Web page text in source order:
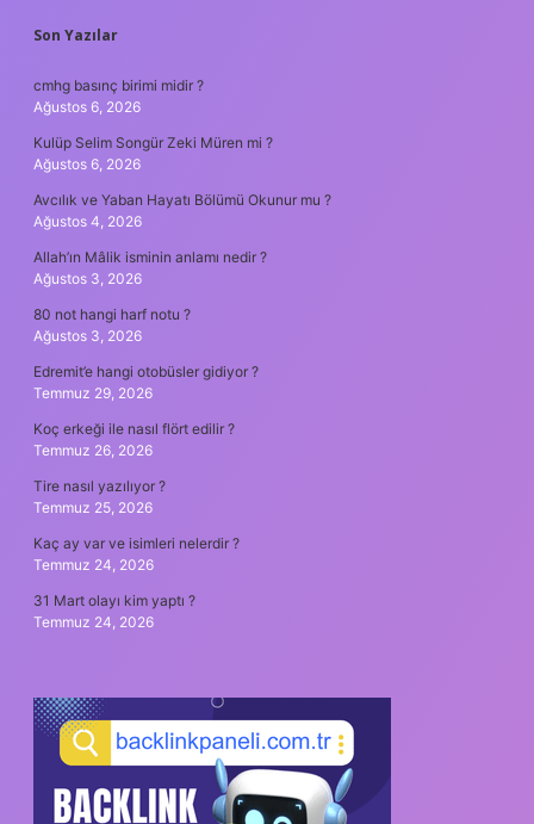
SIDEBAR
Son Yazılar
cmhg basınç birimi midir ?
Ağustos 6, 2026
Kulüp Selim Songür Zeki Müren mi ?
Ağustos 6, 2026
Avcılık ve Yaban Hayatı Bölümü Okunur mu ?
Ağustos 4, 2026
Allah’ın Mâlik isminin anlamı nedir ?
Ağustos 3, 2026
80 not hangi harf notu ?
Ağustos 3, 2026
Edremit’e hangi otobüsler gidiyor ?
Temmuz 29, 2026
Koç erkeği ile nasıl flört edilir ?
Temmuz 26, 2026
Tire nasıl yazılıyor ?
Temmuz 25, 2026
Kaç ay var ve isimleri nelerdir ?
Temmuz 24, 2026
31 Mart olayı kim yaptı ?
Temmuz 24, 2026